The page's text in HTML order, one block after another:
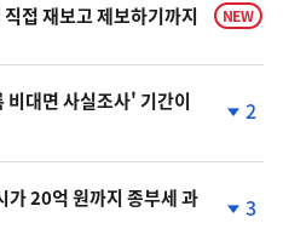
접 재보고 제보하기까지 NEW
대면 사실조사' 기간이
하
2
가 20억 원까지 종부세 과
3